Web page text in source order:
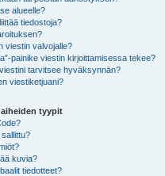
alueelle?
tiedostoja?
viestin valvojalle?
painike viestin kirjoittamisessa tekee?
tarvitsee hyväksynnän?
viestiketjuani?
tyypit
kuvia?
tiedotteet?